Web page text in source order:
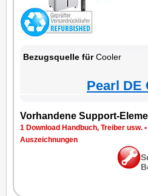
Bezugsquelle fürCooler
Pearl DE
Vorhandene Support-
1 Download Handbuch, Treiber usw. •
Auszeichnungen